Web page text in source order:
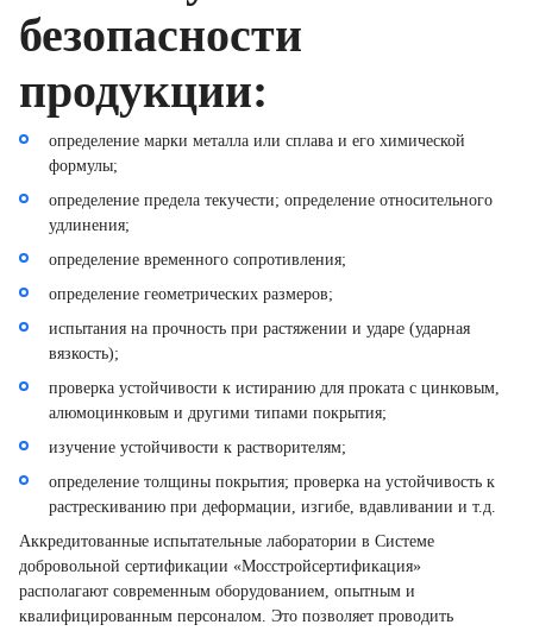
безопасности
продукции:
определение марки металла или сплава и его химической
формулы;
определение предела текучести; определение относительного
удлинения;
определение временного сопротивления;
определение геометрических размеров;
испытания на прочность при растяжении и ударе (ударная
вязкость);
проверка устойчивости к истиранию для проката с цинковым,
алюмоцинковым и другими типами покрытия;
изучение устойчивости к растворителям;
определение толщины покрытия; проверка на устойчивость к
растрескиванию при деформации, изгибе, вдавливании и т.д.
Аккредитованные испытательные лаборатории в Системе
добровольной сертификации «Мосстройсертификация»
располагают современным оборудованием, опытным и
квалифицированным персоналом. Это позволяет проводить